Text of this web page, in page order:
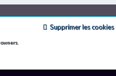
Supprimer les cookies